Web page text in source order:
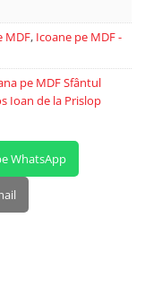
MDF, Icoane pe MDF -
pe MDF Sfântul
Ioan de la Prislop
WhatsApp